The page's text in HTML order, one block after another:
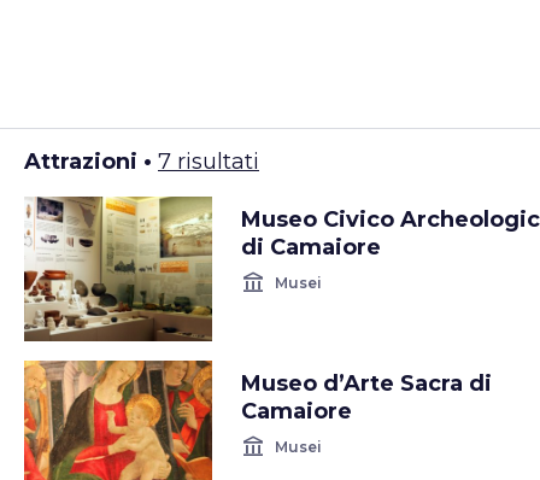
Attrazioni • 7 risultati
Museo Civico
di Camaiore
account_balance Musei
Museo d’Arte Sacra di
Camaiore
account_balance Musei